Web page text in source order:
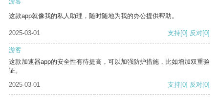
这款app就像我的私人助理，随时随地为我的办公提供帮助。
2025-03-01 支持[0] 反对[0]
游客
这款加速器app的安全性有待提高，可以加强防护措施，比如增加双重验
证。
2025-03-01
支持[0] 反对[0]